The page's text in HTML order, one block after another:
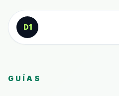
Saltar al contenido
D1
GUÍAS